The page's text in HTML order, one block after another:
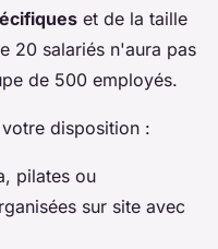
et de la taille
20 salariés n'aura pas
de 500 employés.
disposition :
pilates ou
sur site avec